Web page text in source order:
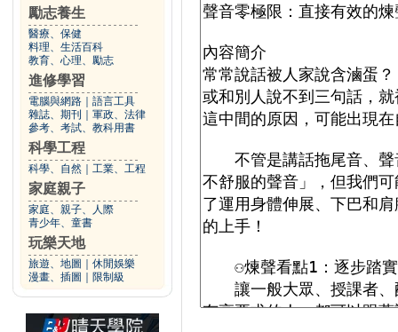
勵志養生
醫療、保健
料理、生活百科
教育、心理、勵志
進修學習
電腦與網路
語言工具
雜誌、期刊
軍政、法律
參考、考試、教科用書
科學工程
科學、自然 工業、工程
家庭親子
家庭、親子、人際
青少年、童書
玩樂天地
旅遊、地圖
休閒娛樂
漫畫、插圖
限制級